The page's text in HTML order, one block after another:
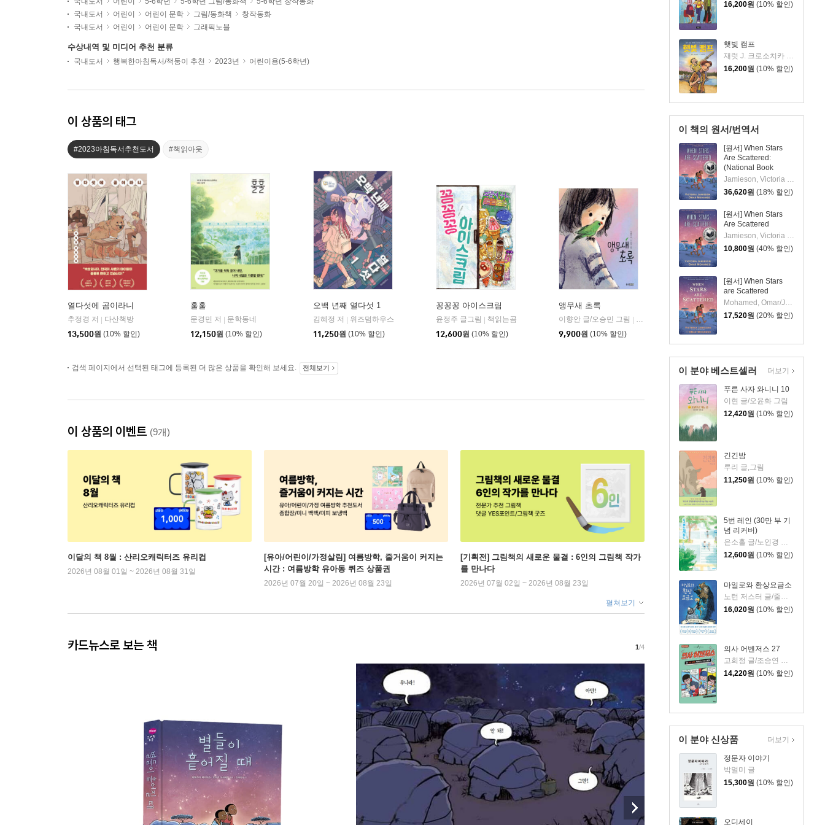
16,200원 (10% 할인)
햇빛 캠프
재럿 J. 크로소치카 저/조고은 역
16,200원 (10% 할인)
이 책의 원서/번역서
[원서] When Stars
Are Scattered:
(National Book
Award Finalist)
Jamieson, Victoria / Mohamed, Omar / Jamieson, Victoria
36,620원 (18% 할인)
[원서] When Stars
Are Scattered
Jamieson, Victoria / Mohamed, Omar / Jamieson, Victoria
10,800원 (40% 할인)
[원서] When Stars
are Scattered
Mohamed, Omar/Jamieson, Victoria(ILL)
17,520원 (20% 할인)
이 분야 베스트셀러
푸른 사자 와니니 10
이현 글/오윤화 그림
12,420원 (10% 할인)
긴긴밤
루리 글,그림
11,250원 (10% 할인)
5번 레인 (30만 부 기
념 리커버)
12,600원 (10% 할인)
마일로와 환상요금소
노턴 저스터 글/줄스 파이퍼 그림/김난령 역
16,020원 (10% 할인)
의사 어벤저스 27
고희정 글/조승연 그림/류정민 감수
14,220원 (10% 할인)
더보기
이 분야 신상품
정문자 이야기
박멀미 글
15,300원 (10% 할인)
오디세이
더보기
국내도서
어린이 어린이 문학 그림/동화책
창작동화
국내도서
어린이 어린이 문학 그래픽노블
수상내역 및 미디어 추천 분류
국내도서 행복한아침독서/책둥이 추천 2023년 어린이용(5-6학년)
이 상품의 태그
#2023아침독서추천도서 #책읽아웃
열다섯에 곰이라니
추정경 저
다산책방
13,500원 (10% 할인)
훌훌
문경민 저
문학동네
12,150원 (10% 할인)
오백 년째 열다섯 1
김혜정 저
위즈덤하우스
11,250원 (10% 할인)
꽁꽁꽁 아이스크림
윤정주 글그림
책읽는곰
12,600원 (10% 할인)
앵무새 초록
이향안 글/오승민 그림
웅진주니어
9,900원 (10% 할인)
검색 페이지에서 선택된 태그에 등록된 더 많은 상품을 확인해 보세요. 전체보기
이 상품의 이벤트 (9개)
이달의 책 8월 : 산리오캐릭터즈 유리컵
2026년 08월 01일 ~ 2026년 08월 31일
[유아/어린이/가정살림] 여름방학, 줄거움이 커지는
시간 : 여름방학 유아동 퀴즈 상품권
2026년 07월 20일 ~ 2026년 08월 23일
[기획전] 그림책의 새로운 물결 : 6인의 그림책 작가
를 만나다
2026년 07월 02일 ~ 2026년 08월 23일
펼쳐보기
카드뉴스로 보는 책 1/4